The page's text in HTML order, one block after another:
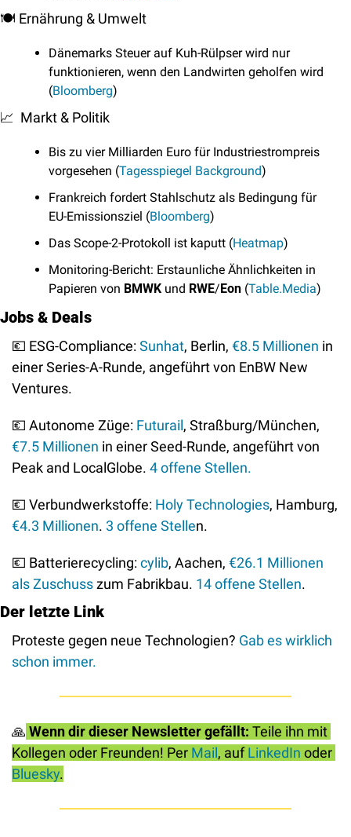
🍽️ Ernährung & Umwelt
Dänemarks Steuer auf Kuh-Rülpser wird nur
funktionieren, wenn den Landwirten geholfen wird
(Bloomberg)
📈
  Markt & Politik
Bis zu vier Milliarden Euro für Industriestrompreis
vorgesehen (Tagesspiegel Background)
Frankreich fordert Stahlschutz als Bedingung für
EU-Emissionsziel (Bloomberg)
Das Scope-2-Protokoll ist kaputt (Heatmap)
Monitoring-Bericht: Erstaunliche Ähnlichkeiten in
Papieren von BMWK und RWE/Eon (Table.Media)
Jobs & Deals
💶 ESG-Compliance: Sunhat, Berlin, €8.5 Millionen in
einer Series-A-Runde, angeführt von EnBW New
Ventures.
💶 Autonome Züge: Futurail
€7.5 Millionen in einer Seed-Runde, angeführt von
Peak and LocalGlobe. 4 offene Stellen.
💶 Verbundwerkstoffe: Holy Technologies
€4.3 Millionen. 3 offene Stellen.
💶 Batterierecycling: cylib, Aachen, €26.1 Millionen
als Zuschuss zum Fabrikbau. 14 offene Stellen.
Der letzte Link
Proteste gegen neue Technologien? Gab es wirklich
schon immer.
🙏 Wenn dir dieser Newsletter gefällt: Teile ihn mit
Kollegen oder Freunden! Per Mail, auf LinkedIn
Bluesky.